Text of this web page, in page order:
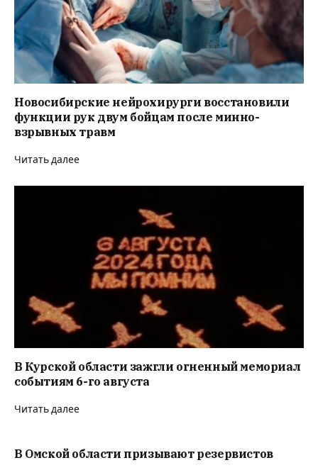
Новосибирские нейрохирурги восстановили
функции рук двум бойцам после минно-
взрывных травм
Читать далее
В Курской области зажгли огненный мемориал
событиям 6-го августа
Читать далее
В Омской области призывают резервистов